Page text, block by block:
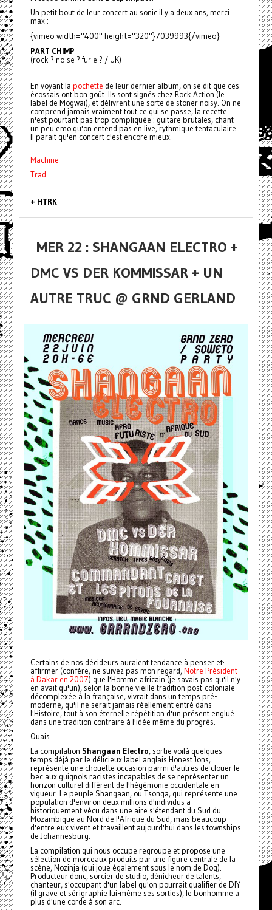
Un petit bout de leur concert au sonic il y a deux ans, merci
max :
{vimeo width="400" height="320"}7039993{/vimeo}
PART CHIMP
(rock ? noise ? furie ? / UK)
En voyant la pochette de leur dernier album, on se dit que ces
écossais ont bon goût. Ils sont signés chez Rock Action (le
label de Mogwai), et délivrent une sorte de stoner noisy. On ne
comprend jamais vraiment tout ce qui se passe, la recette
n'est pourtant pas trop compliquée : guitare brutales, chant
un peu emo qu'on entend pas en live, rythmique tentaculaire.
Il parait qu'en concert c'est encore mieux.
Machine
Trad
+ HTRK
MER 22 : SHANGAAN ELECTRO +
DMC VS DER KOMMISSAR + UN
AUTRE TRUC @ GRND GERLAND
Certains de nos décideurs auraient tendance à penser et·
affirmer (confère, ne suivez pas mon regard,Notre Président
à Dakar en 2007) que l'Homme africain (je savais pas qu'il n'y
en avait qu'un), selon la bonne vieille tradition post-coloniale
décomplexée à la française, vivrait dans un temps pré-
moderne, qu'il ne serait jamais réellement entré dans
l'Histoire, tout à son éternelle répétition d'un présent englué
dans une tradition contraire à l'idée même du progrès.
Ouais.
La compilation Shangaan Electro, sortie voilà quelques
temps déjà par le délicieux label anglais Honest Jons,
représente une chouette occasion parmi d'autres de clouer le
bec aux guignols racistes incapables de se représenter un
horizon culturel différent de l'hégémonie occidentale en
vigueur. Le peuple Shangaan, ou Tsonga, qui représente une
population d'environ deux millions d'individus a
historiquement vécu dans une aire s'étendant du Sud du
Mozambique au Nord de l'Afrique du Sud, mais beaucoup
d'entre eux vivent et travaillent aujourd'hui dans les townships
de Johannesburg.
La compilation qui nous occupe regroupe et propose une
sélection de morceaux produits par une figure centrale de la
scène, Nozinja (qui joue également sous le nom de Dog).
Producteur donc, sorcier de studio, dénicheur de talents,
chanteur, s'occupant d'un label qu'on pourrait qualifier de DIY
(il grave et sérigraphie lui-même ses sorties), le bonhomme a
plus d'une corde à son arc.